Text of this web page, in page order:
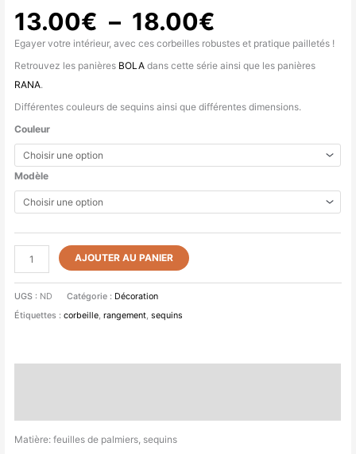
13.00€ – 18.00€
Egayer votre intérieur, avec ces corbeilles robustes et pratique pailletés !
Retrouvez les panières BOLA dans cette série ainsi que les panières
RANA.
Différentes couleurs de sequins ainsi que différentes dimensions.
Couleur
Modèle
AJOUTER AU PANIER
UGS : ND Catégorie : Décoration
Étiquettes :corbeille,rangement,sequins
Matière: feuilles de palmiers, sequins